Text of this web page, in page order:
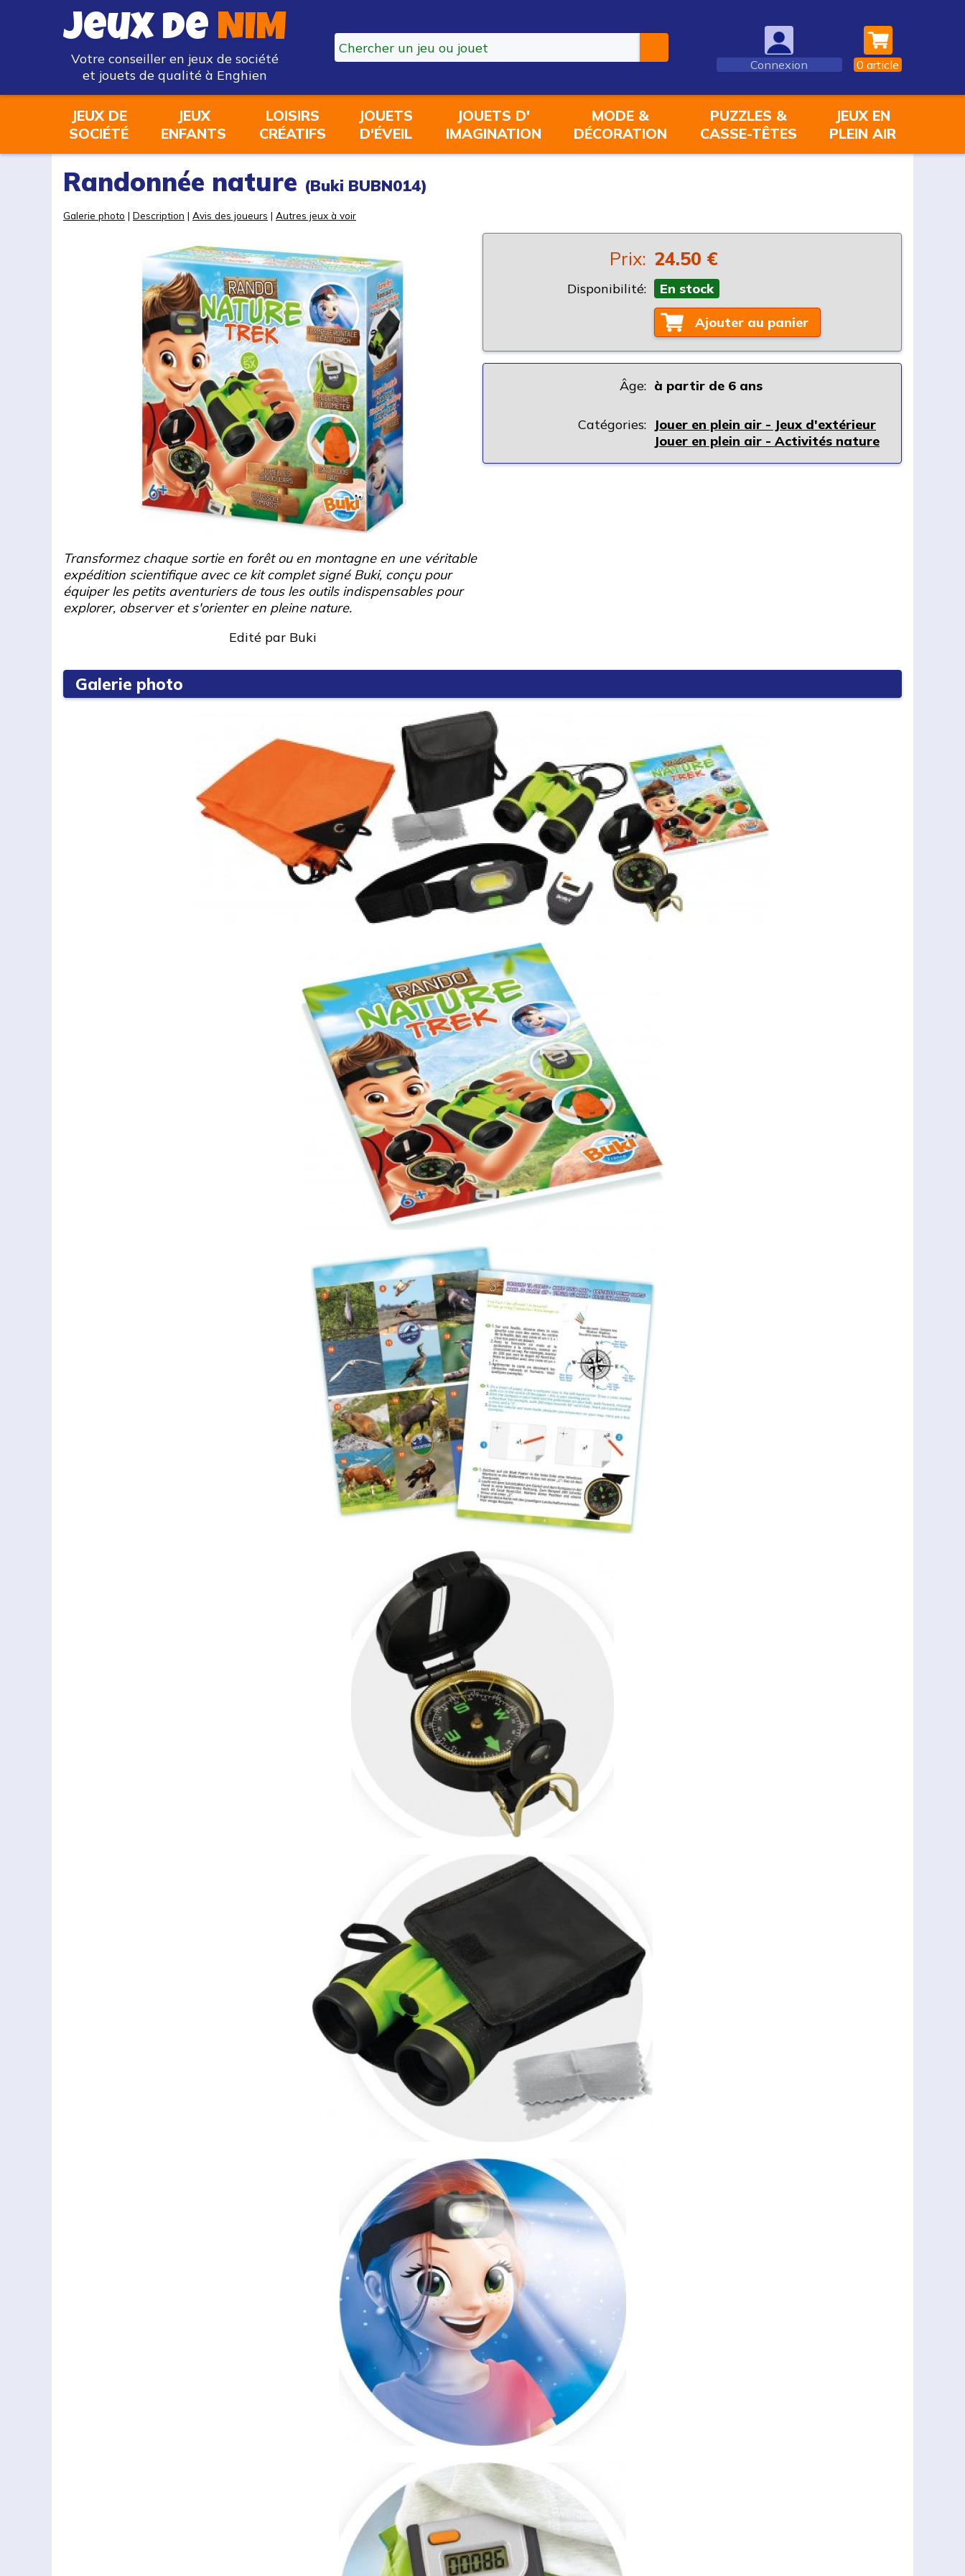
Jeux de NIM
Votre conseiller en jeux de société
et jouets de qualité à Enghien
Connexion 0 article
JEUX DE
SOCIÉTÉ
JEUX
ENFANTS
LOISIRS
CRÉATIFS
JOUETS
D'ÉVEIL
JOUETS D'
IMAGINATION
MODE &
DÉCORATION
PUZZLES &
CASSE-TÊTES
JEUX EN
PLEIN AIR
Randonnée nature (Buki BUBN014)
Galerie photo | Description | Avis des joueurs | Autres jeux à voir
Transformez chaque sortie en forêt ou en montagne en une véritable
expédition scientifique avec ce kit complet signé Buki, conçu pour
équiper les petits aventuriers de tous les outils indispensables pour
explorer, observer et s'orienter en pleine nature.
Edité par Buki
Prix: 24.50 €
Disponibilité: En stock
Ajouter au panier
Âge: à partir de 6 ans
Catégories:
Jouer en plein air - Jeux d'extérieur
Jouer en plein air - Activités nature
Galerie photo